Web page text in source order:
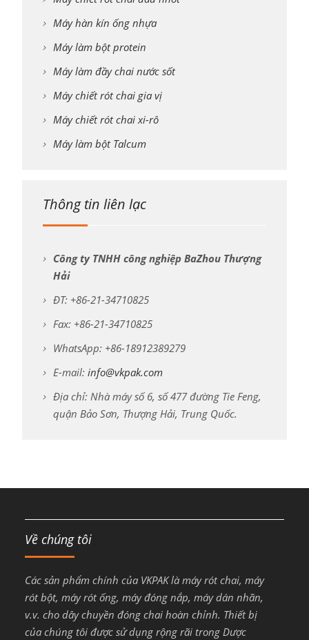
Máy hàn kín ống nhựa
Máy làm bột protein
Máy làm đầy chai nước sốt
Máy chiết rót chai gia vị
Máy chiết rót chai xi-rô
Máy làm bột Talcum
Thông tin liên lạc
Công ty TNHH công nghiệp BaZhou Thượng
Hải
ĐT: +86-21-34710825
Fax: +86-21-34710825
WhatsApp: +86-18912389279
E-mail: info@vkpak.com
Địa chỉ: Nhà máy số 6, số 477 đường Tie Feng,
quận Bảo Sơn, Thượng Hải, Trung Quốc.
Về chúng tôi
Các sản phẩm chính của VKPAK là máy rót chai, máy
rót bột, máy rót ống, máy đóng nắp, máy dán nhãn,
v.v. cho dây chuyền đóng chai hoàn chỉnh. Thiết bị
của chúng tôi được sử dụng rộng rãi trong Dược